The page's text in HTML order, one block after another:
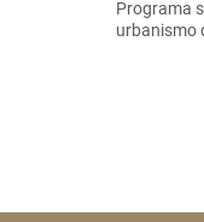
Programa
urbanismo